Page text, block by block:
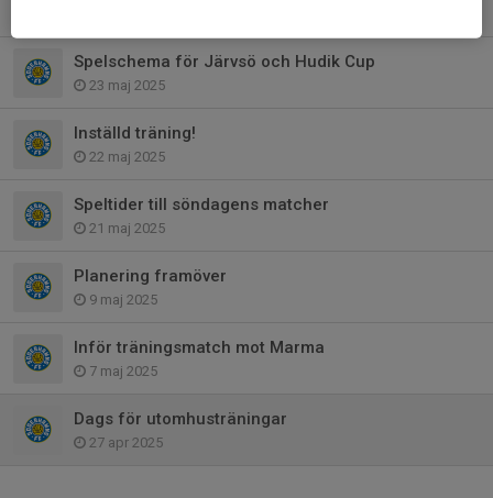
Spelschema för Järvsö och Hudik Cup
23 maj 2025
Inställd träning!
22 maj 2025
Speltider till söndagens matcher
21 maj 2025
Planering framöver
9 maj 2025
Inför träningsmatch mot Marma
7 maj 2025
Dags för utomhusträningar
27 apr 2025